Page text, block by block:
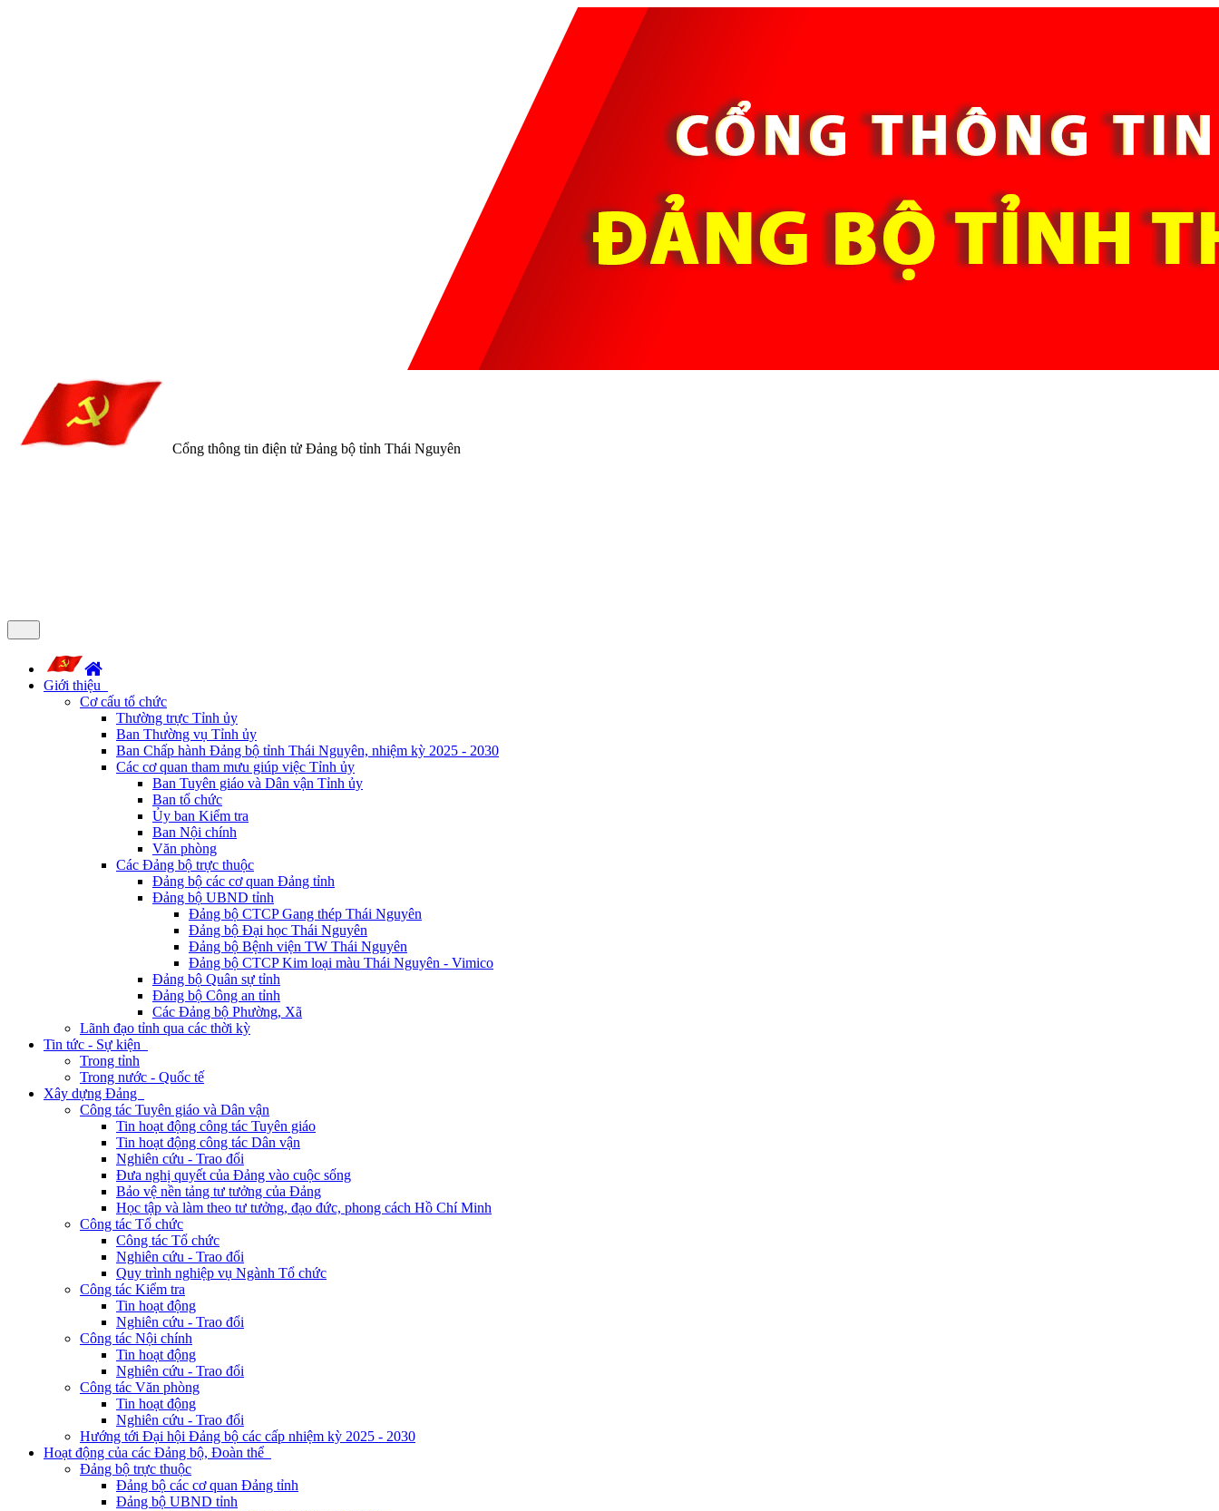
Cổng thông tin điện tử Đảng bộ tỉnh Thái Nguyên
Giới thiệu
Cơ cấu tổ chức
Thường trực Tỉnh ủy
Ban Thường vụ Tỉnh ủy
Ban Chấp hành Đảng bộ tỉnh Thái Nguyên, nhiệm kỳ 2025 - 2030
Các cơ quan tham mưu giúp việc Tỉnh ủy
Ban Tuyên giáo và Dân vận Tỉnh ủy
Ban tổ chức
Ủy ban Kiểm tra
Ban Nội chính
Văn phòng
Các Đảng bộ trực thuộc
Đảng bộ các cơ quan Đảng tỉnh
Đảng bộ UBND tỉnh
Đảng bộ CTCP Gang thép Thái Nguyên
Đảng bộ Đại học Thái Nguyên
Đảng bộ Bệnh viện TW Thái Nguyên
Đảng bộ CTCP Kim loại màu Thái Nguyên - Vimico
Đảng bộ Quân sự tỉnh
Đảng bộ Công an tỉnh
Các Đảng bộ Phường, Xã
Lãnh đạo tỉnh qua các thời kỳ
Tin tức - Sự kiện
Trong tỉnh
Trong nước - Quốc tế
Xây dựng Đảng
Công tác Tuyên giáo và Dân vận
Tin hoạt động công tác Tuyên giáo
Tin hoạt động công tác Dân vận
Nghiên cứu - Trao đổi
Đưa nghị quyết của Đảng vào cuộc sống
Bảo vệ nền tảng tư tưởng của Đảng
Học tập và làm theo tư tưởng, đạo đức, phong cách Hồ Chí Minh
Công tác Tổ chức
Công tác Tổ chức
Nghiên cứu - Trao đổi
Quy trình nghiệp vụ Ngành Tổ chức
Công tác Kiểm tra
Tin hoạt động
Nghiên cứu - Trao đổi
Công tác Nội chính
Tin hoạt động
Nghiên cứu - Trao đổi
Công tác Văn phòng
Tin hoạt động
Nghiên cứu - Trao đổi
Hướng tới Đại hội Đảng bộ các cấp nhiệm kỳ 2025 - 2030
Hoạt động của các Đảng bộ, Đoàn thể
Đảng bộ trực thuộc
Đảng bộ các cơ quan Đảng tỉnh
Đảng bộ UBND tỉnh